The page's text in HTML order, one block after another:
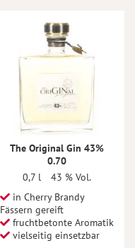
The Original Gin 43%
0.70
0,7 l
43 % Vol.
in Cherry Brandy
Fässern gereift
fruchtbetonte Aromatik
vielseitig einsetzbar